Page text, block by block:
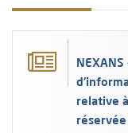
relative